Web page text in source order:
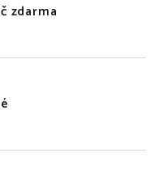
zdarma